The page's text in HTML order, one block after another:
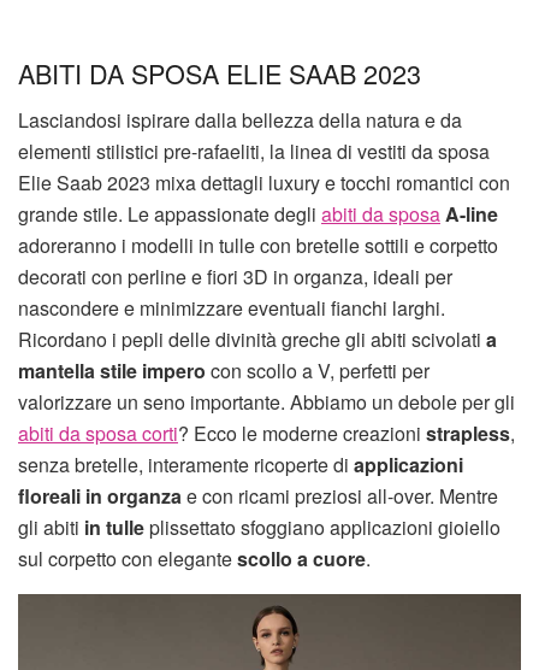
ABITI DA SPOSA ELIE SAAB 2023
Lasciandosi ispirare dalla bellezza della natura e da
elementi stilistici pre-rafaeliti, la linea di vestiti da sposa
Elie Saab 2023 mixa dettagli luxury e tocchi romantici con
grande stile. Le appassionate degli abiti da sposaA-line
adoreranno i modelli in tulle con bretelle sottili e corpetto
decorati con perline e fiori 3D in organza, ideali per
nascondere e minimizzare eventuali fianchi larghi.
Ricordano i pepli delle divinità greche gli abiti scivolati a
mantella stile impero con scollo a V, perfetti per
valorizzare un seno importante. Abbiamo un debole per gli
abiti da sposa corti? Ecco le moderne creazioni strapless,
senza bretelle, interamente ricoperte di applicazioni
floreali in organzae con ricami preziosi all-over. Mentre
gli abiti in tulleplissettato sfoggiano applicazioni gioiello
sul corpetto con elegantescollo a cuore.